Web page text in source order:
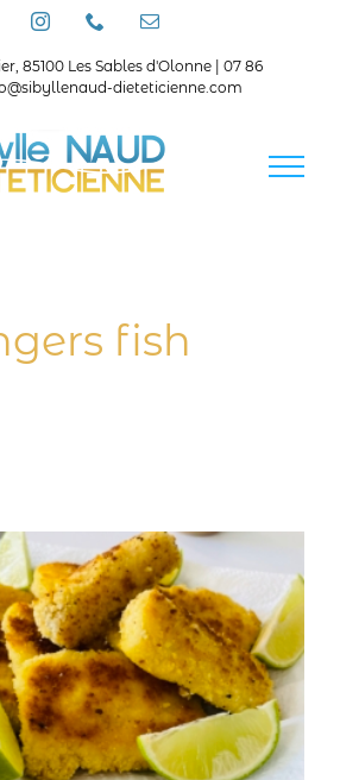
FacebookInstagramTéléphoneEmail
85100 Les Sables d'Olonne | 07 86
dieteticienne.com
fish